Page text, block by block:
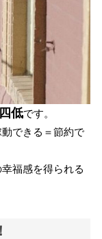
低です。
できる＝節約で
福感を得られる